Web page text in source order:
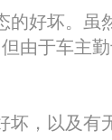
的好坏。虽
由于车主
坏，以及有